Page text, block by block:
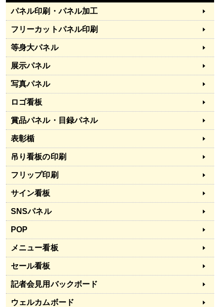
パネル印刷・パネル加工
フリーカットパネル印刷
等身大パネル
展示パネル
写真パネル
ロゴ看板
賞品パネル・目録パネル
表彰楯
吊り看板の印刷
フリップ印刷
サイン看板
SNSパネル
POP
メニュー看板
セール看板
記者会見用バックボード
ウェルカムボード